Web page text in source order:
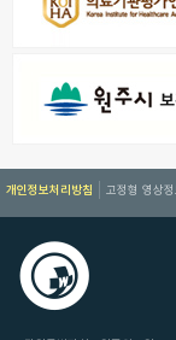
개인정보처리방침 고정형 영상